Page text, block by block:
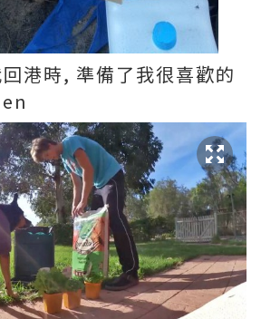
港時, 準備了我很喜歡的